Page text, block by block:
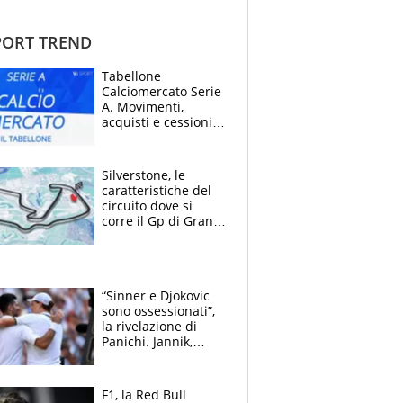
TREND
Tabellone
Calciomercato Serie
A. Movimenti,
acquisti e cessioni:
Silverstone, le
caratteristiche del
circuito dove si
corre il Gp di Gran
“Sinner e Djokovic
sono ossessionati”,
la rivelazione di
Panichi. Jannik,
agli US Open
F1, la Red Bull